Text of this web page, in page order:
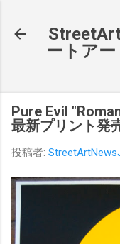
ートア
Pure Evil
最新プリント発
投稿者: